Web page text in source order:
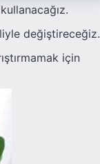
değiştireceğiz.
için